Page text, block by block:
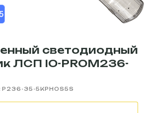
светодиодный
ЛСП IO-PROM236-
P236-35-5KPHOS5S